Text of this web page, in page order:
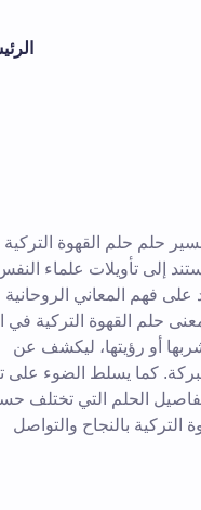
حلم حلم القهوة
إلى تأويلات علماء
فهم المعاني الروحانية
حلم القهوة التركية في
أو رؤيتها، ليكشف عن
كما يسلط الضوء على
تفاصيل الحلم التي تختلف
التركية بالنجاح والتواصل